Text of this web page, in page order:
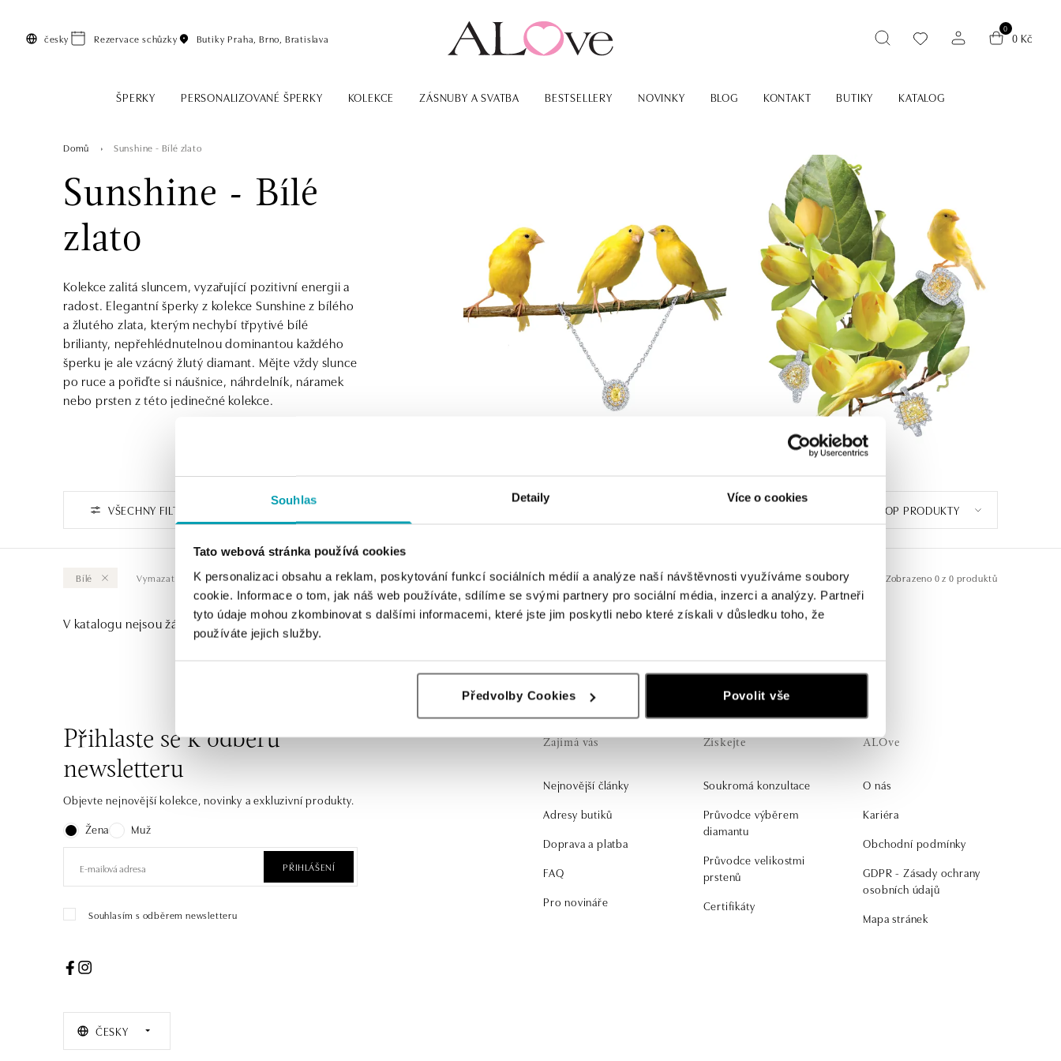
Souhlas Detaily Více o cookies
Tato webová stránka používá cookies
K personalizaci obsahu a reklam, poskytování funkcí sociálních médií a analýze naší návštěvnosti využíváme soubory
cookie. Informace o tom, jak náš web používáte, sdílíme se svými partnery pro sociální média, inzerci a analýzy. Partneři
tyto údaje mohou zkombinovat s dalšími informacemi, které jste jim poskytli nebo které získali v důsledku toho, že
používáte jejich služby.
Předvolby Cookies Povolit vše
česky Rezervace schůzky Butiky Praha, Brno, Bratislava
0
0 Kč
ŠPERKY PERSONALIZOVANÉ ŠPERKY KOLEKCE ZÁSNUBY A SVATBA BESTSELLERY NOVINKY BLOG KONTAKT BUTIKY KATALOG
Domů Sunshine - Bílé zlato
Sunshine - Bílé
zlato
Kolekce zalitá sluncem, vyzařující pozitivní energii a
radost. Elegantní šperky z kolekce Sunshine z bílého
a žlutého zlata, kterým nechybí třpytivé bílé
brilianty, nepřehlédnutelnou dominantou každého
šperku je ale vzácný žlutý diamant. Mějte vždy slunce
po ruce a pořiďte si náušnice, náhrdelník, náramek
nebo prsten z této jedinečné kolekce.
VŠECHNY FILTRY TOP PRODUKTY
Bílé Vymazat vše Zobrazeno 0 z 0 produktů
V katalogu nejsou žádné produkty.
Přihlaste se k odběru
newsletteru
Objevte nejnovější kolekce, novinky a exkluzivní produkty.
Žena
Muž
PŘIHLÁŠENÍ
Souhlasím s odběrem newsletteru
ČESKY
Zajímá vás
Nejnovější články
Adresy butiků
Doprava a platba
FAQ
Pro novináře
Získejte
Soukromá konzultace
Průvodce výběrem
diamantu
Průvodce velikostmi
prstenů
Certifikáty
ALOve
O nás
Kariéra
Obchodní podmínky
GDPR - Zásady ochrany
osobních údajů
Mapa stránek